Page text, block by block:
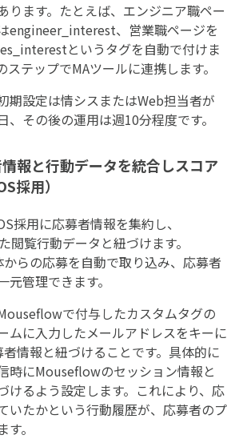
ります。たとえば、エンジニア職ペー
engineer_interest、営業職ページを
というタグを自動で付けま
テップでMAツールに連携します。
期設定は情シスまたはWeb担当者が
その後の運用は週10分程度です。
報と行動データを統合しスコア
採用）
採用に応募者情報を集約し、
覧行動データと紐づけます。
らの応募を自動で取り込み、応募者
管理できます。
で付与したカスタムタグの
ムに入力したメールアドレスをキーに
情報と紐づけることです。具体的に
時にMouseflowのセッション情報と
けるよう設定します。これにより、応
いたかという行動履歴が、応募者のプ
。